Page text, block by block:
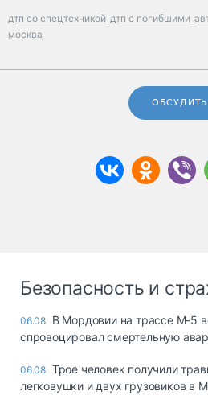
дтп со спецтехникой дтп с погибшими
москва
ОБСУДИТЬ
Безопасность и
06.08 В Мордовии на трассе М-5
спровоцировал смертельную
06.08 Трое человек получили
легковушки и двух грузовиков в